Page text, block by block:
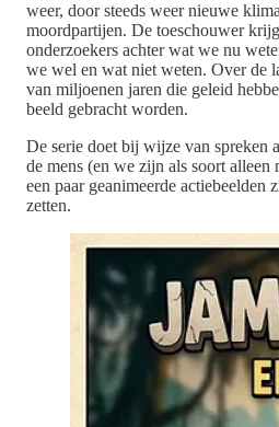
weer, door steeds weer nieuwe
moordpartijen. De toeschouwer
onderzoekers achter wat we nu
we wel en wat niet weten. Over de
van miljoenen jaren die geleid
beeld gebracht worden.
De serie doet bij wijze van spreken
de mens (en we zijn als soort alleen
een paar geanimeerde actiebeelden
zetten.